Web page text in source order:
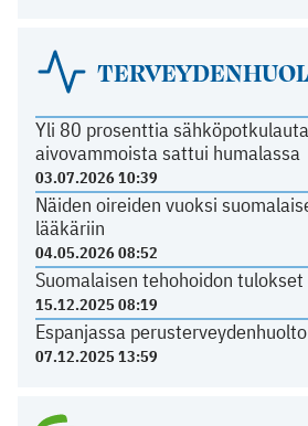
Yli 80 prosenttia
aivovammoista sattui humalassa
03.07.2026 10:39
Näiden oireiden vuoksi
lääkäriin
04.05.2026 08:52
Suomalaisen tehohoidon
15.12.2025 08:19
Espanjassa
07.12.2025 13:59